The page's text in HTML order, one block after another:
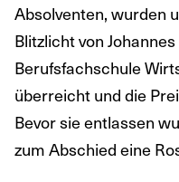
Absolventen, wurden
Blitzlicht von
Berufsfachschule
überreicht und die
Bevor sie entlassen
zum Abschied eine